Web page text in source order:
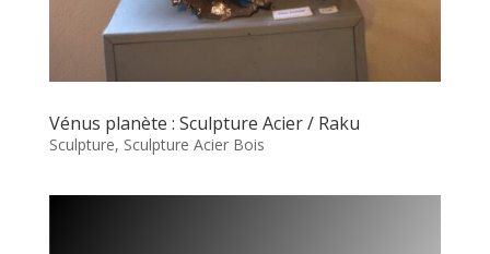
Vénus planète : Sculpture Acier / Raku
Sculpture, Sculpture Acier Bois